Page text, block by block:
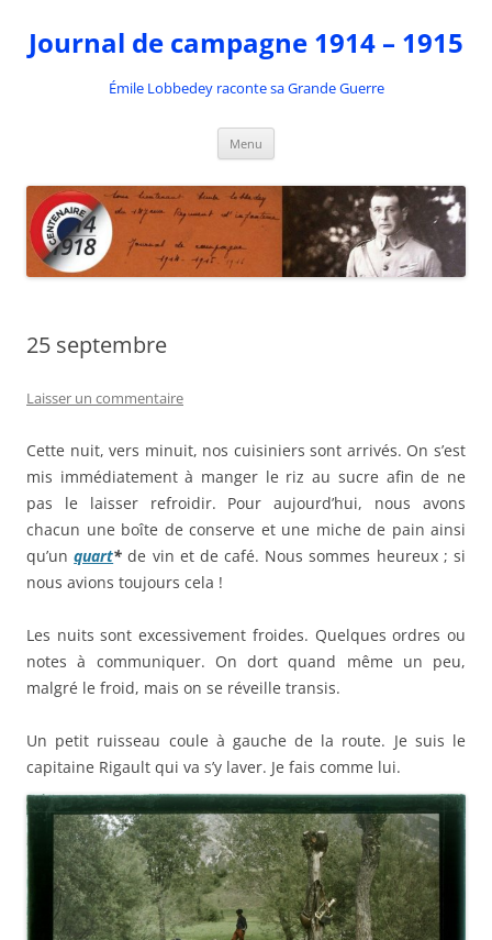
contenu
Journal de campagne 1914 – 1915
Émile Lobbedey raconte sa Grande Guerre
Menu
25 septembre
Laisser un commentaire
Cette nuit, vers minuit, nos cuisiniers sont arrivés. On s’est
mis immédiatement à manger le riz au sucre afin de ne
pas le laisser refroidir. Pour aujourd’hui, nous avons
chacun une boîte de conserve et une miche de pain ainsi
qu’unquart* de vin et de café. Nous sommes heureux ; si
nous avions toujours cela !
Les nuits sont excessivement froides. Quelques ordres ou
notes à communiquer. On dort quand même un peu,
malgré le froid, mais on se réveille transis.
Un petit ruisseau coule à gauche de la route. Je suis le
capitaine Rigault qui va s’y laver. Je fais comme lui.